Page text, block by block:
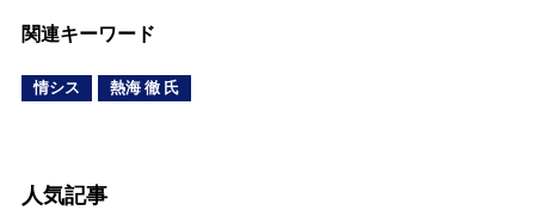
関連キーワード
情シス 熱海 徹 氏
人気記事